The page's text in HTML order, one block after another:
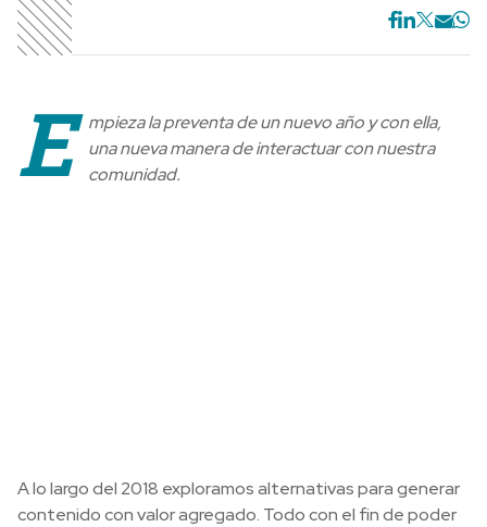
E
mpieza la preventa de un nuevo año y con ella,
una nueva manera de interactuar con nuestra
comunidad.
A lo largo del 2018 exploramos alternativas para generar
contenido con valor agregado. Todo con el fin de poder